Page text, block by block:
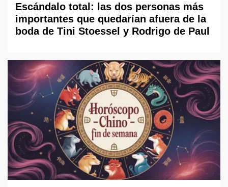
Escándalo total: las dos personas más
importantes que quedarían afuera de la
boda de Tini Stoessel y Rodrigo de Paul